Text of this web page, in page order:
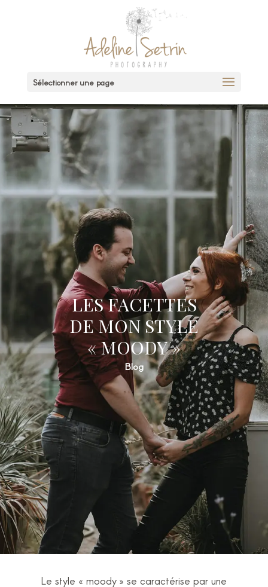
Sélectionner une page
LES FACETTES
DE MON STYLE
« MOODY »
Blog
Le style « moody » se caractérise par une